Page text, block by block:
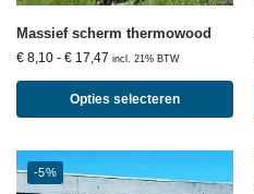
Massief scherm thermowood
€ 8,10 - € 17,47 incl. 21% BTW
Opties selecteren
-5%